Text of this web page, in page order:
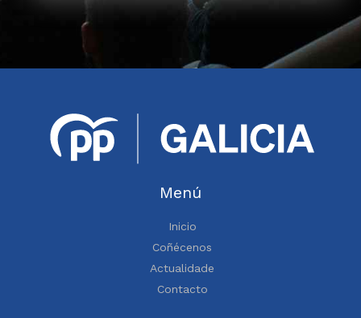
Menú
Inicio
Coñécenos
Actualidade
Contacto